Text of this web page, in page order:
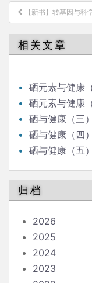
文
章
导
航
【新书】转基因与科
相关文章
硒元素与健康（
硒元素与健康
硒与健康（三
硒与健康（四
硒与健康（五
归档
2026
2025
2024
2023